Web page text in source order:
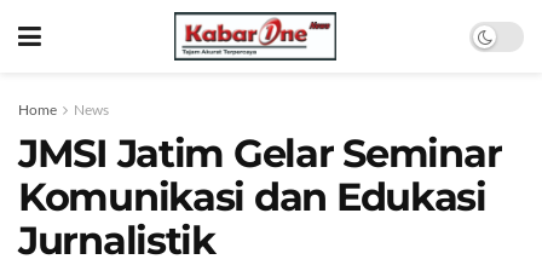
Home News
JMSI Jatim Gelar Seminar
Komunikasi dan Edukasi
Jurnalistik